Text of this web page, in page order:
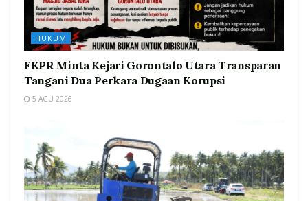
HUKUM
FKPR Minta Kejari Gorontalo Utara Transparan
Tangani Dua Perkara Dugaan Korupsi
5 AGU 2026